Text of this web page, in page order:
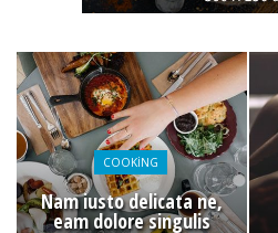
COOKING
Nam iusto delicata ne,
eam dolore singulis